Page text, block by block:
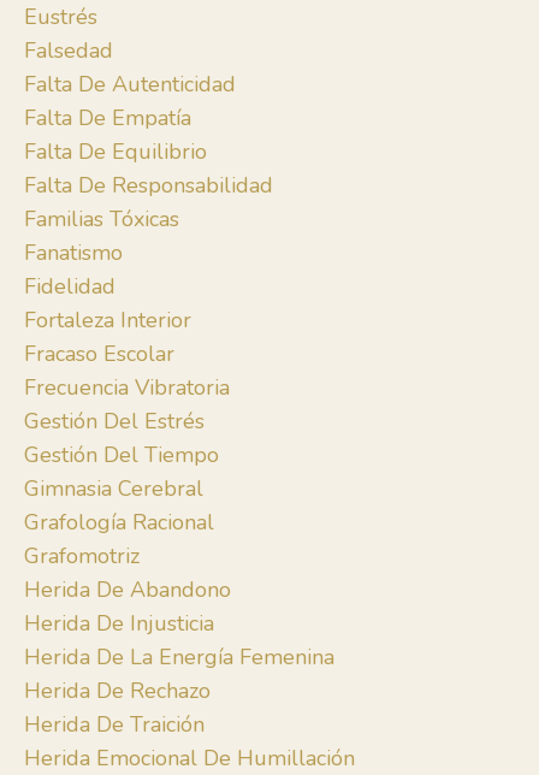
Eustrés
Falsedad
Falta De Autenticidad
Falta De Empatía
Falta De Equilibrio
Falta De Responsabilidad
Familias Tóxicas
Fanatismo
Fidelidad
Fortaleza Interior
Fracaso Escolar
Frecuencia Vibratoria
Gestión Del Estrés
Gestión Del Tiempo
Gimnasia Cerebral
Grafología Racional
Grafomotriz
Herida De Abandono
Herida De Injusticia
Herida De La Energía Femenina
Herida De Rechazo
Herida De Traición
Herida Emocional De Humillación